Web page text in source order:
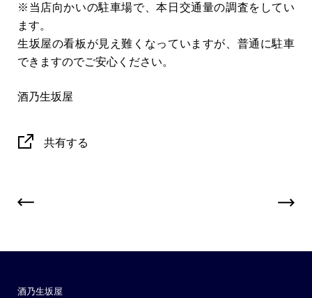
※当店向かいの駐車場で、本日交通量の調査をしてい
ます。
生坂屋の看板が見え難くなっていますが、普通に駐車
できますのでご安心ください。
酒乃生坂屋
共有する
酒乃生坂屋